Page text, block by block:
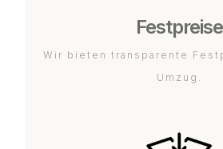
Festpreise
Wir bieten transparente
Umzug.